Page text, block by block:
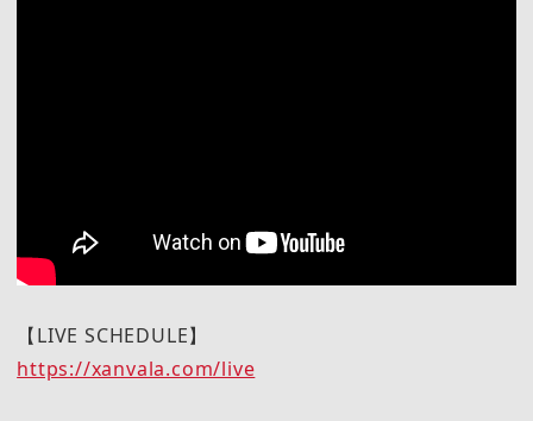
【LIVE SCHEDULE】
https://xanvala.com/live